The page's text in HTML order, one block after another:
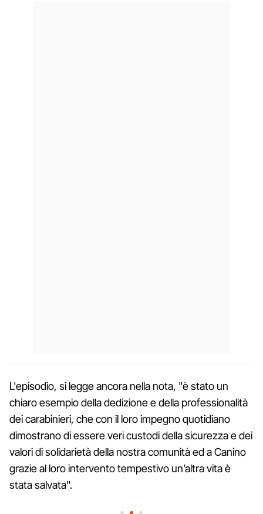
L'episodio, si legge ancora nella nota, "è stato un
chiaro esempio della dedizione e della professionalità
dei carabinieri, che con il loro impegno quotidiano
dimostrano di essere veri custodi della sicurezza e dei
valori di solidarietà della nostra comunità ed a Canino
grazie al loro intervento tempestivo un’altra vita è
stata salvata".